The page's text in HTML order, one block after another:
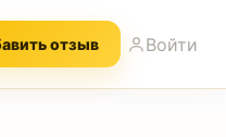
отзыв Войти